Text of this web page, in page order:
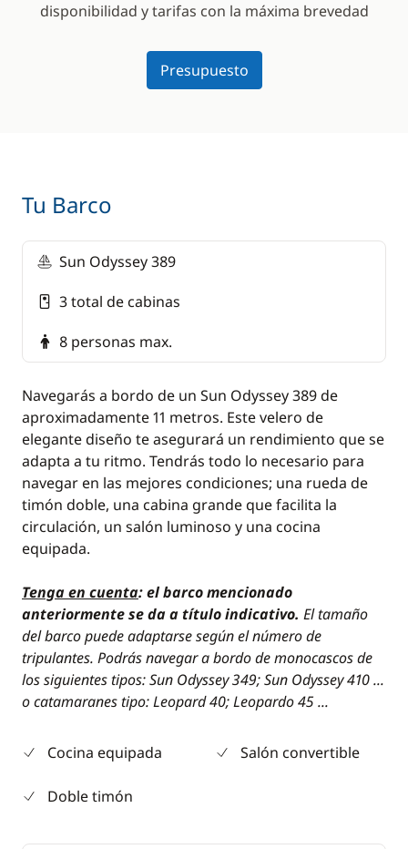
disponibilidad y tarifas con la máxima brevedad
Presupuesto
Tu Barco
Sun Odyssey 389
3 total de cabinas
8 personas max.
Navegarás a bordo de un Sun Odyssey 389 de
aproximadamente 11 metros. Este velero de
elegante diseño te asegurará un rendimiento que se
adapta a tu ritmo. Tendrás todo lo necesario para
navegar en las mejores condiciones; una rueda de
timón doble, una cabina grande que facilita la
circulación, un salón luminoso y una cocina
equipada.
Tenga en cuenta: el barco mencionado
anteriormente se da a título indicativo. El tamaño
del barco puede adaptarse según el número de
tripulantes. Podrás navegar a bordo de monocascos de
los siguientes tipos: Sun Odyssey 349; Sun Odyssey 410 ...
o catamaranes tipo: Leopard 40; Leopardo 45 ...
Cocina equipada Salón convertible
Doble timón